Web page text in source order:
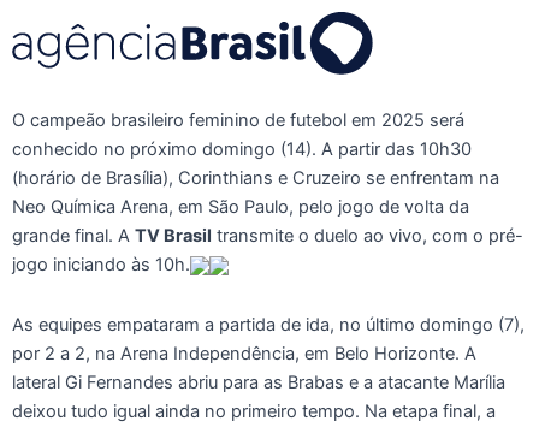
O campeão brasileiro feminino de futebol em 2025 será
conhecido no próximo domingo (14). A partir das 10h30
(horário de Brasília), Corinthians e Cruzeiro se enfrentam na
Neo Química Arena, em São Paulo, pelo jogo de volta da
grande final. A TV Brasil transmite o duelo ao vivo, com o pré-
jogo iniciando às 10h.
As equipes empataram a partida de ida, no último domingo (7),
por 2 a 2, na Arena Independência, em Belo Horizonte. A
lateral Gi Fernandes abriu para as Brabas e a atacante Marília
deixou tudo igual ainda no primeiro tempo. Na etapa final, a